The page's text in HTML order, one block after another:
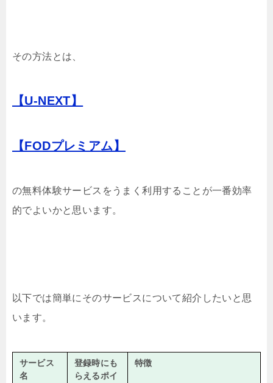
その方法とは、
【U-NEXT】
【FODプレミアム】
の無料体験サービスをうまく利用することが一番効率
的でよいかと思います。
以下では簡単にそのサービスについて紹介したいと思
います。
サービス
名
登録時にも
らえるポイ
特徴